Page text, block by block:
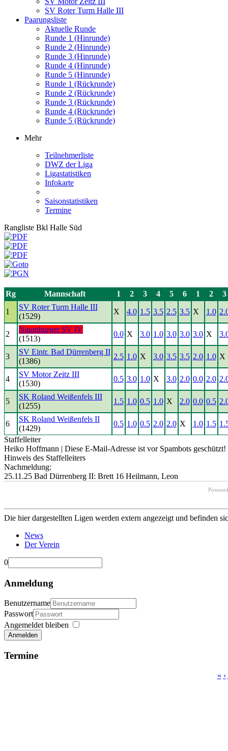
SV Roter Turm Halle III
Paarungsliste
Aktuelle Runde
Runde 1 (Hinrunde)
Runde 2 (Hinrunde)
Runde 3 (Hinrunde)
Runde 4 (Hinrunde)
Runde 5 (Hinrunde)
Runde 1 (Rückrunde)
Runde 2 (Rückrunde)
Runde 3 (Rückrunde)
Runde 4 (Rückrunde)
Runde 5 (Rückrunde)
Mehr
Teilnehmerliste
DWZ der Liga
Ligastatistiken
Infokarte
Saisonstatistiken
Termine
Rangliste Bkl Halle Süd
Rg Mannschaft 1 2 3 4 5 6 1 2 3
1
SV Roter Turm Halle III
(1529)
X 4.0 1.5 3.5 2.5 3.5 X 1.0
2
Naumburger SV IV
(1513)
0.0 X 3.0 1.0 3.0 3.0 3.0 X
3
SV Eintr. Bad Dürrenberg II
(1386)
2.5 1.0 X 3.0 3.5 3.5 2.0 1.0 X
4
SV Motor Zeitz III
(1530)
0.5 3.0 1.0 X 3.0 2.0 0.0 2.0
5
SK Roland Weißenfels III
(1255)
1.5 1.0 0.5 1.0 X 2.0 0.0 0.5
6
SK Roland Weißenfels II
(1429)
0.5 1.0 0.5 2.0 2.0 X 1.0 1.5
Staffelleiter
Heiko Hoffmann | Diese E-Mail-Adresse ist vor Spambots
Hinweis des Staffelleiters
Nachmeldung:
25.11.25 Bad Dürrenberg II: Brett 16 Heilmann, Leon
Die hier dargestellten Ligen werden extern angezeigt und befinden
News
Der Verein
0
Anmeldung
Benutzername
Passwort
Angemeldet bleiben
Anmelden
Termine
« ‹